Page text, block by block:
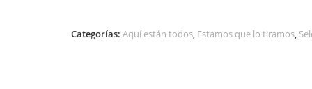
SELETTI
Categorías: Aquí están todos, Estamos que lo tiramos,